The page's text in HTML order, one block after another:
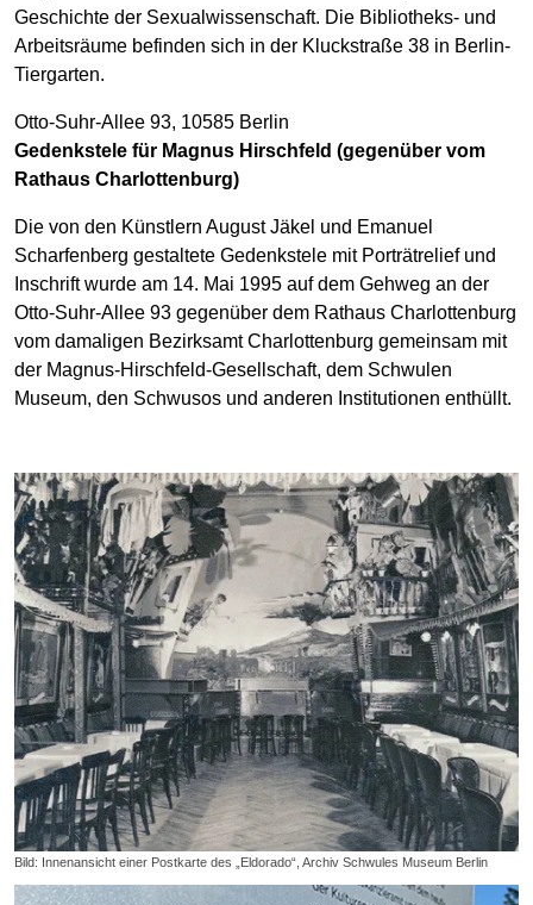
Geschichte der Sexualwissenschaft. Die Bibliotheks- und
Arbeitsräume befinden sich in der Kluckstraße 38 in Berlin-
Tiergarten.
Otto-Suhr-Allee 93, 10585 Berlin
Gedenkstele für Magnus Hirschfeld (gegenüber vom
Rathaus Charlottenburg)
Die von den Künstlern August Jäkel und Emanuel
Scharfenberg gestaltete Gedenkstele mit Porträtrelief und
Inschrift wurde am 14. Mai 1995 auf dem Gehweg an der
Otto-Suhr-Allee 93 gegenüber dem Rathaus Charlottenburg
vom damaligen Bezirksamt Charlottenburg gemeinsam mit
der Magnus-Hirschfeld-Gesellschaft, dem Schwulen
Museum, den Schwusos und anderen Institutionen enthüllt.
Bild: Innenansicht einer Postkarte des „Eldorado“, Archiv Schwules Museum Berlin